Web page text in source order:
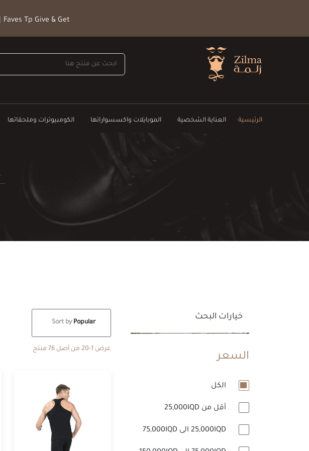
Faves Tp Give & Get
الرئيسية العناية الشخصية الموبايلات واكسسواراتها الكومبيوترات وملحقاتها
خيارات البحث
السعر
الكل
أقل من 25,000IQD
Popular
Sort by
عرض 1-20 من أصل 76 منتج